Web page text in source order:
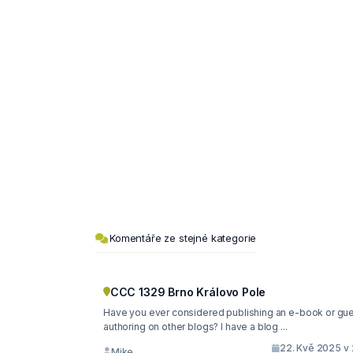
Komentáře ze stejné kategorie
CCC 1329 Brno Královo Pole
Have you ever considered publishing an e-book or guest
authoring on other blogs? I have a blog ...
22. Kvě 2025 v